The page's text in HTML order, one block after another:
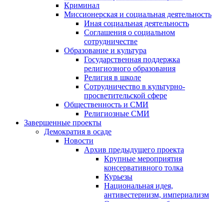
Криминал
Миссионерская и социальная деятельность
Иная социальная деятельность
Соглашения о социальном
сотрудничестве
Образование и культура
Государственная поддержка
религиозного образования
Религия в школе
Сотрудничество в культурно-
просветительской сфере
Общественность и СМИ
Религиозные СМИ
Завершенные проекты
Демократия в осаде
Новости
Архив предыдущего проекта
Крупные мероприятия
консервативного толка
Курьезы
Национальная идея,
антивестернизм, империализм